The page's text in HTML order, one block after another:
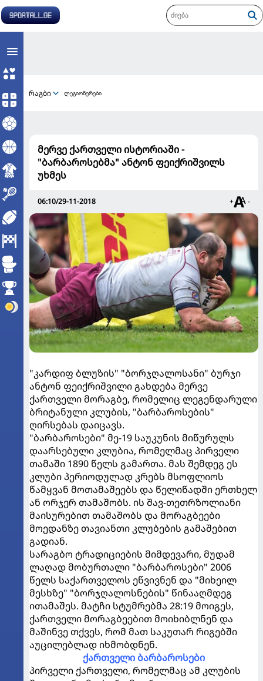
რაგბი ლეგიონერები
მერვე ქართველი ისტორიაში -
"ბარბაროსებმა" ანტონ ფეიქრიშვილს
უხმეს
06:10/29-11-2018 + -
"კარდიფ ბლუზის" "ბორჯღალოსანი" ბურჯი
ანტონ ფეიქრიშვილი გახდება მერვე
ქართველი მორაგბე, რომელიც ლეგენდარული
ბრიტანული კლუბის, "ბარბაროსების"
ღირსებას დაიცავს.
"ბარბაროსები" მე-19 საუკუნის მიწურულს
დაარსებული კლუბია, რომელმაც პირველი
თამაში 1890 წელს გამართა. მას შემდეგ ეს
კლუბი პერიოდულად კრებს მსოფლიოს
წამყვან მოთამაშეებს და წელიწადში ერთხელ
ან ორჯერ თამაშობს. ის შავ-თეთრზოლიანი
მაისურებით თამაშობს და მორაგბეები
მოედანზე თავიანთი კლუბების გამაშებით
გადიან.
სარაგბო ტრადიციების მიმდევარი, მუდამ
ლაღად მობურთალი "ბარბაროსები" 2006
წელს საქართველოს ეწვივნენ და "მიხეილ
მესხზე" "ბორჯღალოსნების" წინააღმდეგ
ითამაშეს. მატჩი სტუმრებმა 28:19 მოიგეს,
ქართველი მორაგბეებით მოიხიბლნენ და
მაშინვე თქვეს, რომ მათ საკუთარ რიგებში
აუცილებლად იხმობდნენ.
ქართველი ბარბაროსები
პირველი ქართველი, რომელმაც ამ კლუბის